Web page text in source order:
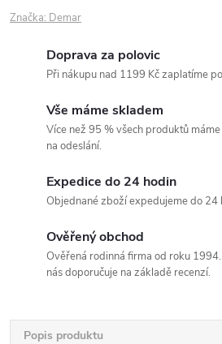
Značka: Demar
Doprava za polovic
Při nákupu nad 1199 Kč zaplatíme
Vše máme skladem
Více než 95 % všech produktů
na odeslání.
Expedice do 24 hodin
Objednané zboží expedujeme do 24
Ověřený obchod
Ověřená rodinná firma od roku
nás doporučuje na základě recenzí.
Popis produktu